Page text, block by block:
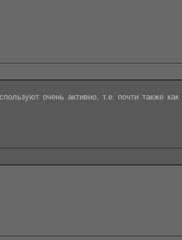
очень активно, т.е. почти также